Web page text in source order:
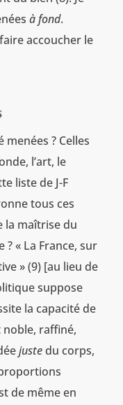
à fond.
accoucher le
? Celles
l’art, le
liste de J-F
tous ces
la maîtrise du
? « La France, sur
» (9) [au lieu de
suppose
la capacité de
noble, raffiné,
justedu corps,
de même en